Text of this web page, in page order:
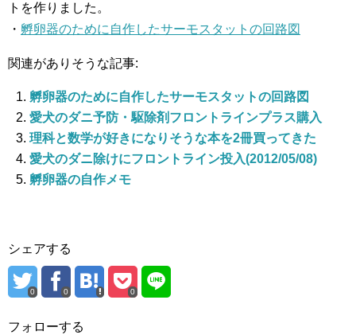
トを作りました。
・ 孵卵器のために自作したサーモスタットの回路図
関連がありそうな記事:
孵卵器のために自作したサーモスタットの回路図
愛犬のダニ予防・駆除剤フロントラインプラス購入
理科と数学が好きになりそうな本を2冊買ってきた
愛犬のダニ除けにフロントライン投入(2012/05/08)
孵卵器の自作メモ
シェアする
0 0 0
フォローする